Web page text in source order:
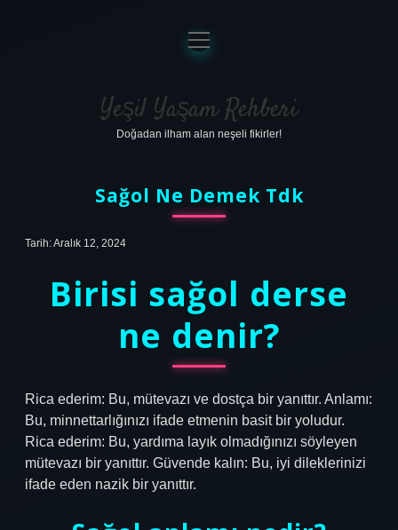
Anasayfa
Gizlilik Politikası
Yasal Uyarı
menüyü
aç
Yeşil Yaşam Rehberi
Doğadan ilham alan neşeli fikirler!
Sağol Ne Demek Tdk
Tarih: Aralık 12, 2024
Birisi sağol derse
ne denir?
Rica ederim: Bu, mütevazı ve dostça bir yanıttır. Anlamı:
Bu, minnettarlığınızı ifade etmenin basit bir yoludur.
Rica ederim: Bu, yardıma layık olmadığınızı söyleyen
mütevazı bir yanıttır. Güvende kalın: Bu, iyi dileklerinizi
ifade eden nazik bir yanıttır.